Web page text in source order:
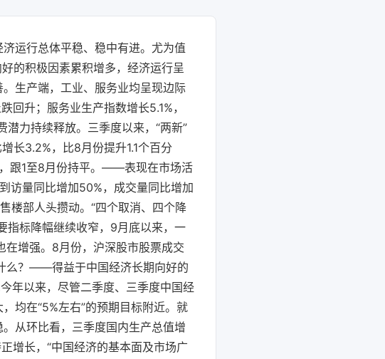
运行总体平稳、稳中有进。尤为值
的积极因素累积增多，经济运行呈
生产端，工业、服务业均呈现边际
升；服务业生产指数增长5.1%，
力持续释放。三季度以来，“两新”
长3.2%，比8月份提升1.1个百分
跟1至8月份持平。——表现在市场活
访量同比增加50%，成交量同比增加
楼部人头攒动。“四个取消、四个降
指标降幅继续收窄，9月底以来，一
增强。8月份，沪深股市股票成交
么？——得益于中国经济长期向好的
年以来，尽管二季度、三季度中国经
均在“5%左右”的预期目标附近。就
从环比看，三季度国内生产总值增
增长，“中国经济的基本面及市场广